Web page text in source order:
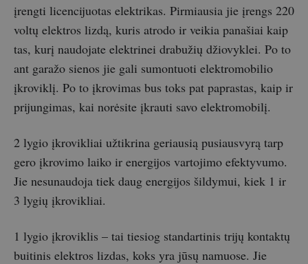
įrengti licencijuotas elektrikas. Pirmiausia jie įrengs 220
voltų elektros lizdą, kuris atrodo ir veikia panašiai kaip
tas, kurį naudojate elektrinei drabužių džiovyklei. Po to
ant garažo sienos jie gali sumontuoti elektromobilio
įkroviklį. Po to įkrovimas bus toks pat paprastas, kaip ir
prijungimas, kai norėsite įkrauti savo elektromobilį.
2 lygio įkrovikliai užtikrina geriausią pusiausvyrą tarp
gero įkrovimo laiko ir energijos vartojimo efektyvumo.
Jie nesunaudoja tiek daug energijos šildymui, kiek 1 ir
3 lygių įkrovikliai.
1 lygio įkroviklis – tai tiesiog standartinis trijų kontaktų
buitinis elektros lizdas, koks yra jūsų namuose. Jie